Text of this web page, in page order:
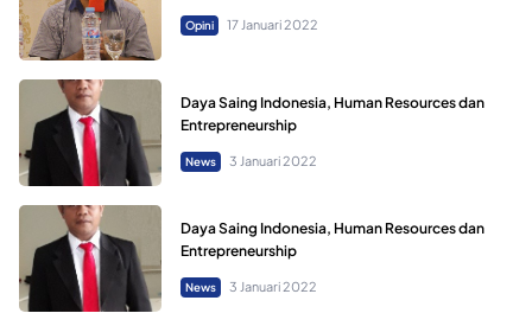
Opini 17 Januari 2022
Daya Saing Indonesia, Human Resources dan
Entrepreneurship
News 3 Januari 2022
Daya Saing Indonesia, Human Resources dan
Entrepreneurship
News 3 Januari 2022